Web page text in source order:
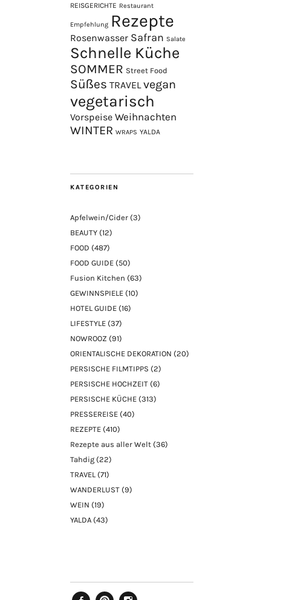
REISGERICHTE Restaurant
Empfehlung Rezepte
Rosenwasser Safran Salate
Schnelle Küche
SOMMER Street Food
Süßes TRAVEL vegan
vegetarisch
Vorspeise Weihnachten
WINTER WRAPS YALDA
KATEGORIEN
Apfelwein/Cider (3)
BEAUTY (12)
FOOD (487)
FOOD GUIDE (50)
Fusion Kitchen (63)
GEWINNSPIELE (10)
HOTEL GUIDE (16)
LIFESTYLE (37)
NOWROOZ (91)
ORIENTALISCHE DEKORATION (20)
PERSISCHE FILMTIPPS (2)
PERSISCHE HOCHZEIT (6)
PERSISCHE KÜCHE (313)
PRESSEREISE (40)
REZEPTE (410)
Rezepte aus aller Welt (36)
Tahdig (22)
TRAVEL (71)
WANDERLUST (9)
WEIN (19)
YALDA (43)